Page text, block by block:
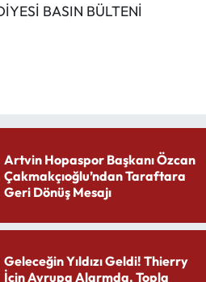
BASIN BÜLTENİ
Artvin Hopaspor Başkanı Özcan
Çakmakçıoğlu’ndan Taraftara
Geri Dönüş Mesajı
Geleceğin Yıldızı Geldi! Thierry
İçin Avrupa Alarmda. Topla